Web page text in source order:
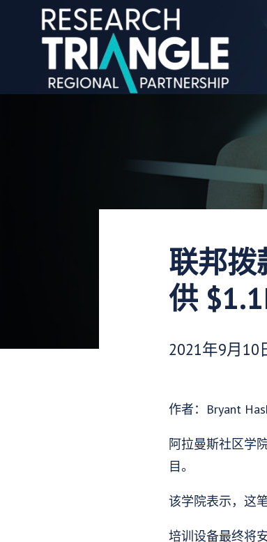
跳至内容
联邦拨
供
发布日期：
2021年9月10
作者：Bryant
阿拉曼斯社区学
目。
该学院表示，这
培训设备最终将